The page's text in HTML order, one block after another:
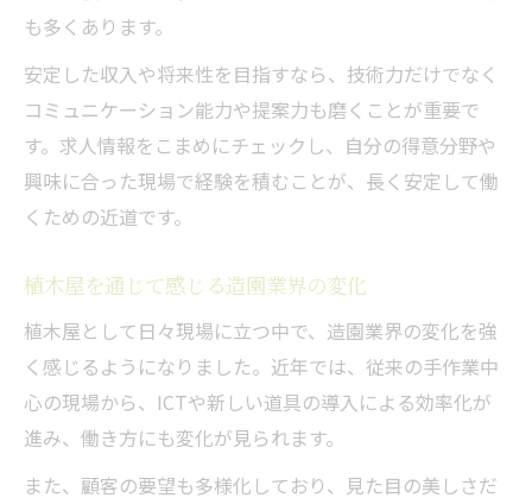
も多くあります。
安定した収入や将来性を目指すなら、技術力だけでなく
コミュニケーション能力や提案力も磨くことが重要で
す。求人情報をこまめにチェックし、自分の得意分野や
興味に合った現場で経験を積むことが、長く安定して働
くための近道です。
植木屋を通じて感じる造園業界の変化
植木屋として日々現場に立つ中で、造園業界の変化を強
く感じるようになりました。近年では、従来の手作業中
心の現場から、ICTや新しい道具の導入による効率化が
進み、働き方にも変化が見られます。
また、顧客の要望も多様化しており、見た目の美しさだ